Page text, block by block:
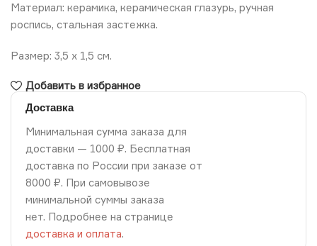
Материал: керамика, керамическая глазурь, ручная
роспись, стальная застежка.
Размер: 3,5 х 1,5 см.
Добавить в избранное
Доставка
Минимальная сумма заказа для
доставки — 1000 ₽. Бесплатная
доставка по России при заказе от
8000 ₽. При самовывозе
минимальной суммы заказа
нет. Подробнее на странице
доставка и оплата.